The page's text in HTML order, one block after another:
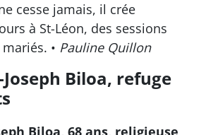
cesse jamais, il crée
à St-Léon, des sessions
• Pauline Quillon
Biloa, refuge
Biloa, 68 ans, religieuse